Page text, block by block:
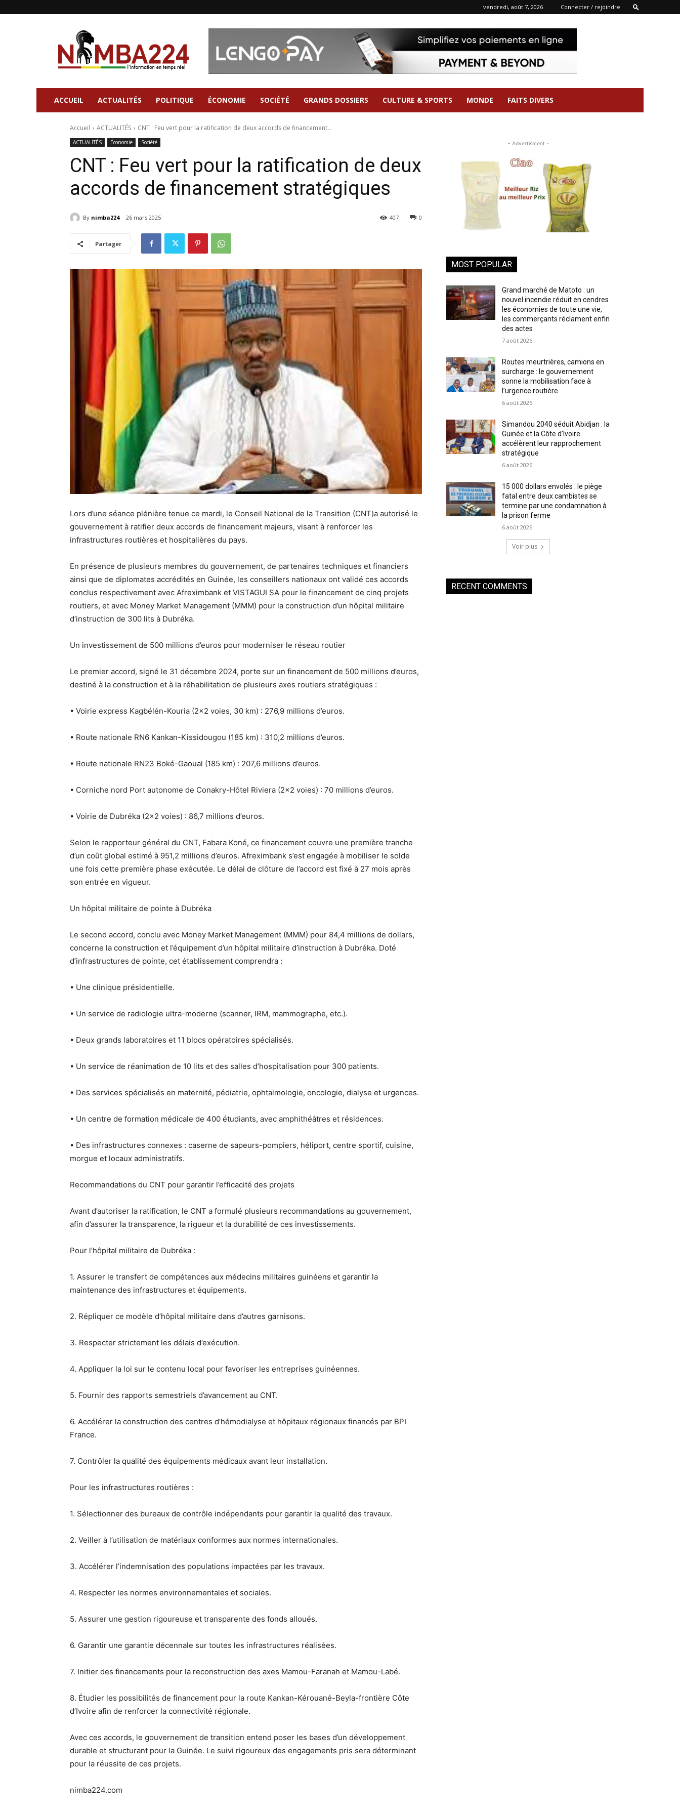
vendredi, août 7, 2026 Connecter / rejoindre
Nimba224
Site
d'information
ACCUEIL ACTUALITÉS POLITIQUE ÉCONOMIE SOCIÉTÉ GRANDS DOSSIERS CULTURE & SPORTS MONDE FAITS DIVERS
Accueil ACTUALITÉS CNT : Feu vert pour la ratification de deux accords de financement...
ACTUALITÉS Économie Société
CNT : Feu vert pour la ratification de deux
accords de financement stratégiques
By nimba224 26 mars 2025 0
407
Partager
Lors d’une séance plénière tenue ce mardi, le Conseil National de la Transition (CNT)a autorisé le
gouvernement à ratifier deux accords de financement majeurs, visant à renforcer les
infrastructures routières et hospitalières du pays.
En présence de plusieurs membres du gouvernement, de partenaires techniques et financiers
ainsi que de diplomates accrédités en Guinée, les conseillers nationaux ont validé ces accords
conclus respectivement avec Afreximbank et VISTAGUI SA pour le financement de cinq projets
routiers, et avec Money Market Management (MMM) pour la construction d’un hôpital militaire
d’instruction de 300 lits à Dubréka.
Un investissement de 500 millions d’euros pour moderniser le réseau routier
Le premier accord, signé le 31 décembre 2024, porte sur un financement de 500 millions d’euros,
destiné à la construction et à la réhabilitation de plusieurs axes routiers stratégiques :
• Voirie express Kagbélén-Kouria (2×2 voies, 30 km) : 276,9 millions d’euros.
• Route nationale RN6 Kankan-Kissidougou (185 km) : 310,2 millions d’euros.
• Route nationale RN23 Boké-Gaoual (185 km) : 207,6 millions d’euros.
• Corniche nord Port autonome de Conakry-Hôtel Riviera (2×2 voies) : 70 millions d’euros.
• Voirie de Dubréka (2×2 voies) : 86,7 millions d’euros.
Selon le rapporteur général du CNT, Fabara Koné, ce financement couvre une première tranche
d’un coût global estimé à 951,2 millions d’euros. Afreximbank s’est engagée à mobiliser le solde
une fois cette première phase exécutée. Le délai de clôture de l’accord est fixé à 27 mois après
son entrée en vigueur.
Un hôpital militaire de pointe à Dubréka
Le second accord, conclu avec Money Market Management (MMM) pour 84,4 millions de dollars,
concerne la construction et l’équipement d’un hôpital militaire d’instruction à Dubréka. Doté
d’infrastructures de pointe, cet établissement comprendra :
• Une clinique présidentielle.
• Un service de radiologie ultra-moderne (scanner, IRM, mammographe, etc.).
• Deux grands laboratoires et 11 blocs opératoires spécialisés.
• Un service de réanimation de 10 lits et des salles d’hospitalisation pour 300 patients.
• Des services spécialisés en maternité, pédiatrie, ophtalmologie, oncologie, dialyse et urgences.
• Un centre de formation médicale de 400 étudiants, avec amphithéâtres et résidences.
• Des infrastructures connexes : caserne de sapeurs-pompiers, héliport, centre sportif, cuisine,
morgue et locaux administratifs.
Recommandations du CNT pour garantir l’efficacité des projets
Avant d’autoriser la ratification, le CNT a formulé plusieurs recommandations au gouvernement,
afin d’assurer la transparence, la rigueur et la durabilité de ces investissements.
Pour l’hôpital militaire de Dubréka :
1. Assurer le transfert de compétences aux médecins militaires guinéens et garantir la
maintenance des infrastructures et équipements.
2. Répliquer ce modèle d’hôpital militaire dans d’autres garnisons.
3. Respecter strictement les délais d’exécution.
4. Appliquer la loi sur le contenu local pour favoriser les entreprises guinéennes.
5. Fournir des rapports semestriels d’avancement au CNT.
6. Accélérer la construction des centres d’hémodialyse et hôpitaux régionaux financés par BPI
France.
7. Contrôler la qualité des équipements médicaux avant leur installation.
Pour les infrastructures routières :
1. Sélectionner des bureaux de contrôle indépendants pour garantir la qualité des travaux.
2. Veiller à l’utilisation de matériaux conformes aux normes internationales.
3. Accélérer l’indemnisation des populations impactées par les travaux.
4. Respecter les normes environnementales et sociales.
5. Assurer une gestion rigoureuse et transparente des fonds alloués.
6. Garantir une garantie décennale sur toutes les infrastructures réalisées.
7. Initier des financements pour la reconstruction des axes Mamou-Faranah et Mamou-Labé.
8. Étudier les possibilités de financement pour la route Kankan-Kérouané-Beyla-frontière Côte
d’Ivoire afin de renforcer la connectivité régionale.
Avec ces accords, le gouvernement de transition entend poser les bases d’un développement
durable et structurant pour la Guinée. Le suivi rigoureux des engagements pris sera déterminant
pour la réussite de ces projets.
nimba224.com
- Advertisment -
MOST POPULAR
Grand marché de Matoto : un
nouvel incendie réduit en cendres
les économies de toute une vie,
les commerçants réclament enfin
des actes
7 août 2026
Routes meurtrières, camions en
surcharge : le gouvernement
sonne la mobilisation face à
l’urgence routière.
6 août 2026
Simandou 2040 séduit Abidjan : la
Guinée et la Côte d’Ivoire
accélèrent leur rapprochement
stratégique
6 août 2026
15 000 dollars envolés : le piège
fatal entre deux cambistes se
termine par une condamnation à
la prison ferme
6 août 2026
Voir plus
RECENT COMMENTS